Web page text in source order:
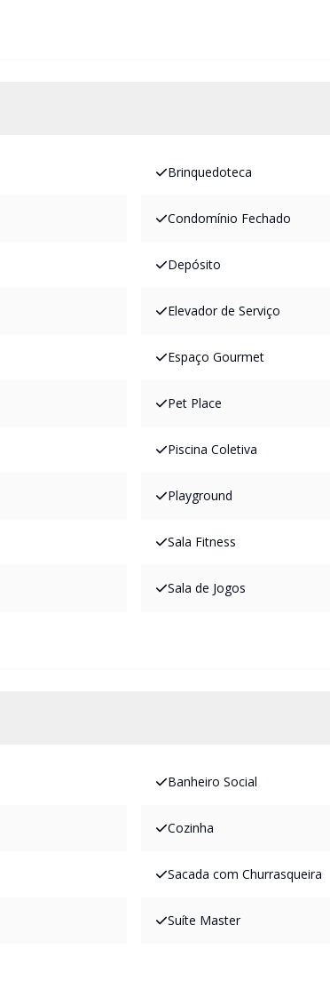
Brinquedoteca
Condomínio Fechado
Depósito
Elevador de Serviço
Espaço Gourmet
Pet Place
Piscina Coletiva
Playground
Sala Fitness
Sala de Jogos
Banheiro Social
Cozinha
Sacada com Churrasqueira
Suíte Master